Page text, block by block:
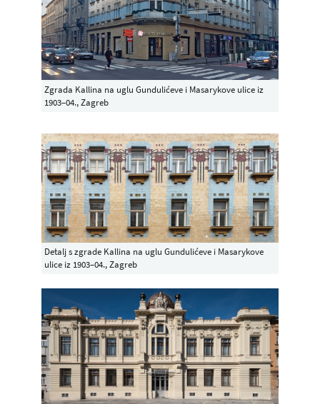
Zgrada Kallina na uglu Gundulićeve i Masarykove ulice iz
1903–04., Zagreb
Detalj s zgrade Kallina na uglu Gundulićeve i Masarykove
ulice iz 1903–04., Zagreb